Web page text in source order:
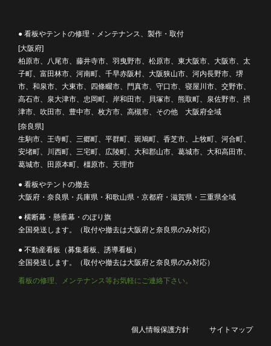
● 看板やテントの修理・メンテナンス、製作・取付
[大阪府]
柏原市、八尾市、藤井寺市、羽曳野市、松原市、東大阪市、大阪市、太
子町、富田林市、河南町、千早赤阪村、大阪狭山市、河内長野市、堺
市、和泉市、大東市、四條畷市、門真市、守口市、寝屋川市、交野市、
高石市、泉大津市、忠岡町、岸和田市、貝塚市、熊取町、泉佐野市、摂
津市、吹田市、豊中市、枚方市、高槻市、その他 大阪府全域
[奈良県]
生駒市、王寺町、三郷町、平群町、斑鳩町、香芝市、上牧町、河合町、
安堵町、川西町、三宅町、広陵町、大和郡山市、葛城市、大和高田市、
葛城市、田原本町、橿原市、天理市
● 看板やテントの撤去
大阪府・奈良県・兵庫県・和歌山県・京都府・滋賀県・三重県全域
● 横断幕・懸垂幕・のぼり旗
全国発送します。（取付や撤去は大阪府と奈良県のみ対応）
● 不動産看板（募集看板、誘導看板）
全国発送します。（取付や撤去は大阪府と奈良県のみ対応）
看板の修理、メンテナンス等お気軽にご連絡下さい。
個人情報保護方針 サイトマップ